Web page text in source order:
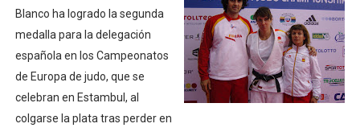
Tour de Francia masculino 2026 - Tadej Pogacar
Mundial de Fórmula 1 2026 - Lando Norris consigue
Copa del Mundo femenina 2026 - Estados Unidos
Campeonato de Europa de saltos 2026 (París,
Blanco ha logrado la segunda
medalla para la delegación
española en los Campeonatos
de Europa de judo, que se
celebran en Estambul, al
colgarse la plata tras perder en